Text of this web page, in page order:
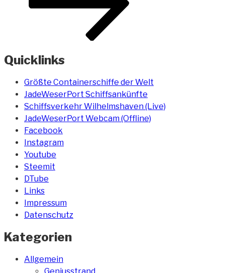
Quicklinks
Größte Containerschiffe der Welt
JadeWeserPort Schiffsankünfte
Schiffsverkehr Wilhelmshaven (Live)
JadeWeserPort Webcam (Offline)
Facebook
Instagram
Youtube
Steemit
DTube
Links
Impressum
Datenschutz
Kategorien
Allgemein
Geniusstrand